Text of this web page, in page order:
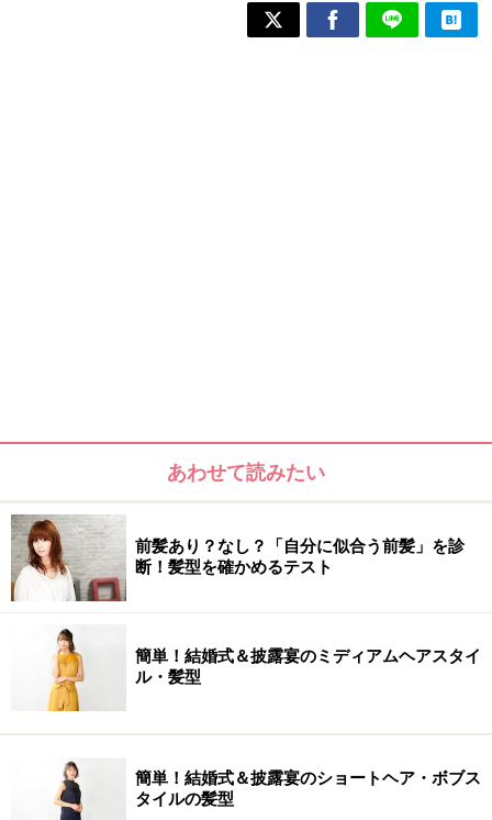
あわせて読みたい
前髪あり？なし？「自分に似合う前髪」を診
断！髪型を確かめるテスト
簡単！結婚式＆披露宴のミディアムヘアスタイ
ル・髪型
簡単！結婚式＆披露宴のショートヘア・ボブス
タイルの髪型